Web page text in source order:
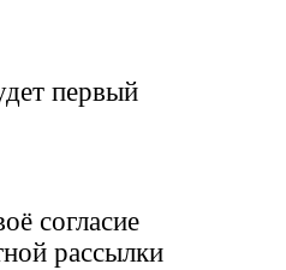
первый
согласие
рассылки